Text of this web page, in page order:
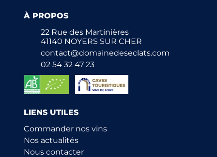
À PROPOS
22 Rue des Martinières
41140 NOYERS SUR CHER
contact@domainedeseclats.com
02 54 32 47 23
LIENS UTILES
Commander nos vins
Nos actualités
Nous contacter